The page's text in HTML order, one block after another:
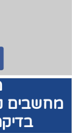
מחשבים